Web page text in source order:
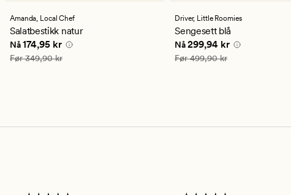
en
gjennomsnittlig
vurdering
på
4.5
Amanda, Local Chef
Salatbestikk natur
Nåværende pris
Nå174,95 kr
Vanlig pris 349,90 kr
Før349,90 kr
en
gjennomsnittlig
vurdering
på
4
Driver, Little Roomies
Sengesett blå
Nåværende pris
Nå299,94 kr
Vanlig pris 499,90 kr
Før499,90 kr